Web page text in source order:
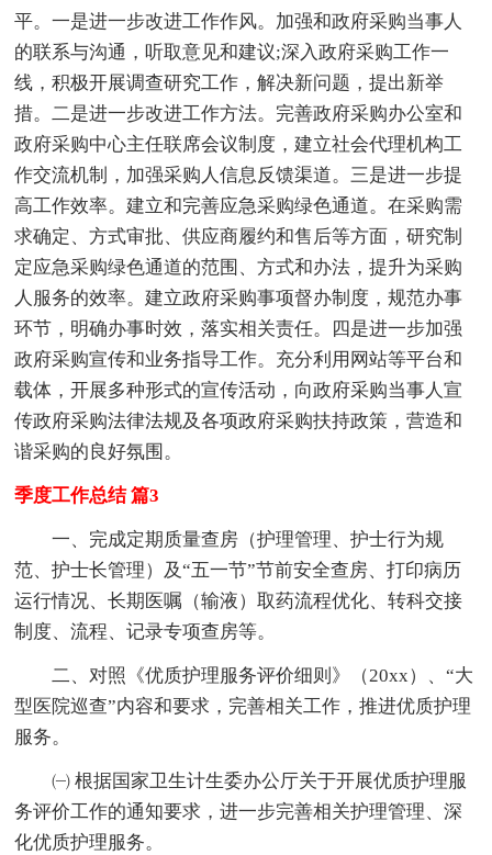
平。一是进一步改进工作作风。加强和政府采购当事人
的联系与沟通，听取意见和建议;深入政府采购工作一
线，积极开展调查研究工作，解决新问题，提出新举
措。二是进一步改进工作方法。完善政府采购办公室和
政府采购中心主任联席会议制度，建立社会代理机构工
作交流机制，加强采购人信息反馈渠道。三是进一步提
高工作效率。建立和完善应急采购绿色通道。在采购需
求确定、方式审批、供应商履约和售后等方面，研究制
定应急采购绿色通道的范围、方式和办法，提升为采购
人服务的效率。建立政府采购事项督办制度，规范办事
环节，明确办事时效，落实相关责任。四是进一步加强
政府采购宣传和业务指导工作。充分利用网站等平台和
载体，开展多种形式的宣传活动，向政府采购当事人宣
传政府采购法律法规及各项政府采购扶持政策，营造和
谐采购的良好氛围。
季度工作总结 篇3
一、完成定期质量查房（护理管理、护士行为规
范、护士长管理）及“五一节”节前安全查房、打印病历
运行情况、长期医嘱（输液）取药流程优化、转科交接
制度、流程、记录专项查房等。
二、对照《优质护理服务评价细则》（20xx）、“大
型医院巡查”内容和要求，完善相关工作，推进优质护理
服务。
㈠ 根据国家卫生计生委办公厅关于开展优质护理服
务评价工作的通知要求，进一步完善相关护理管理、深
化优质护理服务。